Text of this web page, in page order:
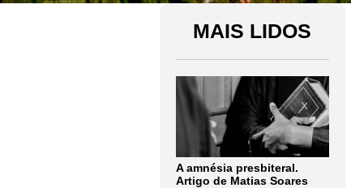
MAIS LIDOS
A amnésia presbiteral.
Artigo de Matias Soares